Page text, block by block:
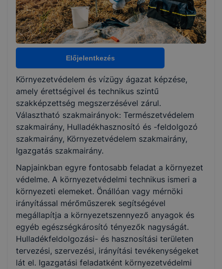
5 év
Választható szakmairányok:
Természetvédelem
Környezetvédelem
Igazgatás
KKK/PTT
KKK letöltése (pdf)
PTT letöltése (pdf)
Okleveles technikusképzés
Nem
Előjelentkezés
Környezetvédelem és vízügy ágazat képzése,
amely érettségivel és technikus szintű
szakképzettség megszerzésével zárul.
Választható szakmairányok: Természetvédelem
szakmairány, Hulladékhasznosító és -feldolgozó
szakmairány, Környezetvédelem szakmairány,
Igazgatás szakmairány.
Napjainkban egyre fontosabb feladat a környezet
védelme. A környezetvédelmi technikus ismeri a
környezeti elemeket. Önállóan vagy mérnöki
irányítással mérőműszerek segítségével
megállapítja a környezetszennyező anyagok és
egyéb egészségkárosító tényezők nagyságát.
Hulladékfeldolgozási- és hasznosítási területen
tervezési, szervezési, irányítási tevékenységeket
lát el. Igazgatási feladatként környezetvédelmi